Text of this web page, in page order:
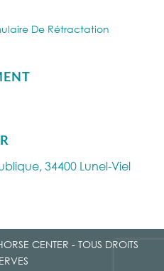
De Rétractation
34400 Lunel-Viel
CENTER - TOUS DROITS